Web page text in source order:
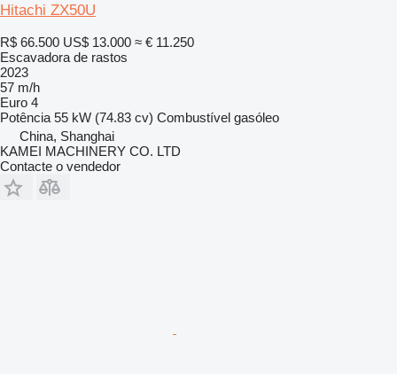
Hitachi ZX50U
R$ 66.500 US$ 13.000 ≈ € 11.250
Escavadora de rastos
2023
57 m/h
Euro 4
Potência 55 kW (74.83 cv) Combustível gasóleo
China, Shanghai
KAMEI MACHINERY CO. LTD
Contacte o vendedor